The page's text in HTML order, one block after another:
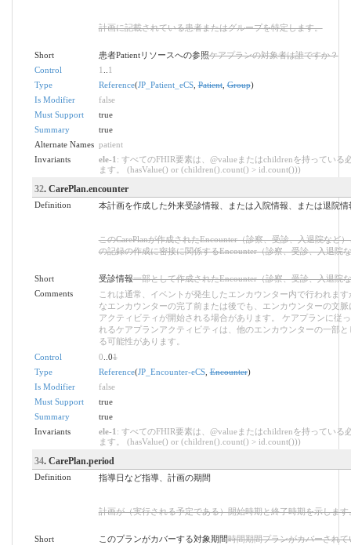
計画に記載されている患者またはグループを特定します。
Short 患者Patientリソースへの参照ケアプランの対象者は誰ですか？
Control
1
1
Type
Reference(JP_Patient_eCS,Patient,Group)
Is Modifier
false
Must Support
true
Summary
true
Alternate Names patient
Invariants
ele-1 : すべてのFHIR要素は、@valueまたはchildrenを持っている
ます。 (hasValue() or (children().count() > id.count()))
32. CarePlan.encounter
Definition 本計画を作成した外来受診情報、または入院情報、または退院情
このCarePlanが作成されたEncounter（診察、受診、入退院など
の記録の作成に密接に関係するEncounter（診察、受診、入退院
Short 受診情報一部として作成されたEncounter（診察、受診、入退院
Comments
これは通常、イベントが発生したエンカウンター内で行われます
なエンカウンターの完了前または後でも、エンカウンターの文脈
アクティビティが開始される場合があります。 ケアプランに従
れるケアプランアクティビティは、他のエンカウンターの一部と
る可能性があります。
Control
0 ..01
Type
Reference(JP_Encounter-eCS,Encounter)
Is Modifier
false
Must Support
true
Summary
true
Invariants
ele-1 : すべてのFHIR要素は、@valueまたはchildrenを持っている
ます。 (hasValue() or (children().count() > id.count()))
34. CarePlan.period
Definition 指導日など指導、計画の期間
計画が（実行される予定である）開始時期と終了時期を示します
Short このプランがカバーする対象期間時間期間プランがカバーされて